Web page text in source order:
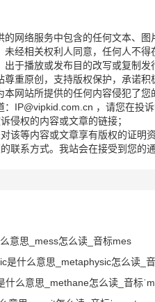
的网络服务中包含的任何文本、
未经相关权利人同意，任何人不
出于播放或发布目的改写或复制发
尊重原创，支持版权保护，承诺积
本网站所提供的任何内容侵犯了您
：IP@vipkid.com.cn ，请您在投诉
诉侵权的内容或文章的链接；
对该等内容或文章享有版权的证明资
的联系方式。我站会在接受到您的
意思_mess怎么读_音标mes